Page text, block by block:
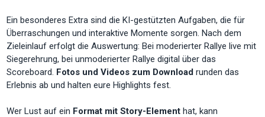
Ein besonderes Extra sind die KI-gestützten Aufgaben, die für
Überraschungen und interaktive Momente sorgen. Nach dem
Zieleinlauf erfolgt die Auswertung: Bei moderierter Rallye live mit
Siegerehrung, bei unmoderierter Rallye digital über das
Scoreboard. Fotos und Videos zum Downloadrunden das
Erlebnis ab und halten eure Highlights fest.
Wer Lust auf ein Format mit Story-Element hat, kann